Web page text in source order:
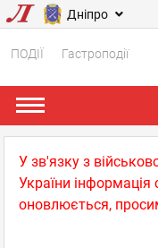
Дніпро
ПОДІЇ Гастроподії
У зв'язку з
України
оновлюється,